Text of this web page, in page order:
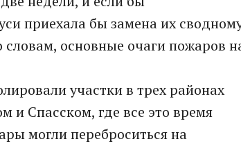
приехала бы замена их
словам, основные очаги пожаров
участки в трех районах
и Спасском, где все это время
могли переброситься на